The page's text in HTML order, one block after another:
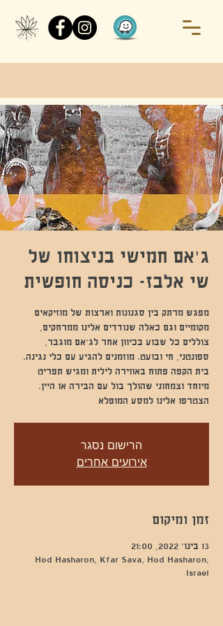
ג'אם חמישי בניצוחו של
שי אלבז- כניסה חופשית
מפגש מרתק בין סגנונות וארצות של מוזיקאים
מקומיים וגם כאלה שנודדים אלינו ממרחקים,
צוללים כל שבוע בכיוון אחר לג'אם מוגבר,
ספונטני, חי ובועט. מוזמנים להגיע עם כלי נגינה.
בית הקפה פתוח באווירה לילית ומגיש תפריט
מיוחד וצמחוני שהולך בול עם הבירה או היין.
הצטרפו אלינו למסע המופלא
הרישום נסגר
אירועים אחרים
זמן ומיקום
13 בינו׳ 2022, 21:00
Hod Hasharon, Kfar Sava, Hod Hasharon,
Israel